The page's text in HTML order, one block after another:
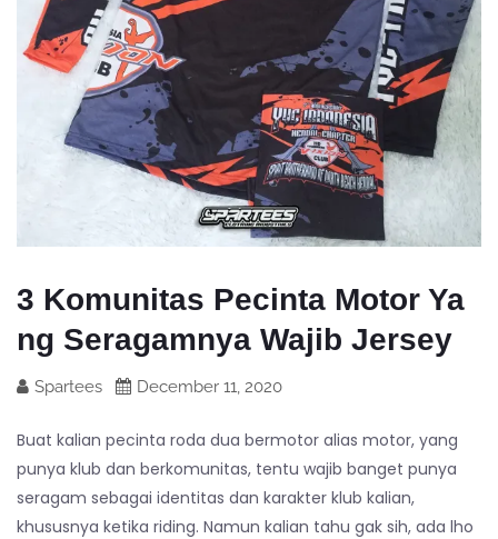
3 Komunitas Pecinta Motor Ya
ng Seragamnya Wajib Jersey
Spartees December 11, 2020
Buat kalian pecinta roda dua bermotor alias motor, yang
punya klub dan berkomunitas, tentu wajib banget punya
seragam sebagai identitas dan karakter klub kalian,
khususnya ketika riding. Namun kalian tahu gak sih, ada lho